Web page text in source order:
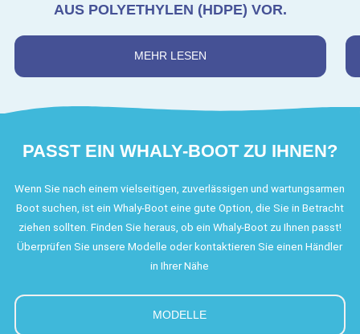
US POLYETHYLEN (HDPE) VOR.
MEHR LESEN
PASST EIN WHALY-BOOT ZU IHNEN?
Wenn Sie nach einem vielseitigen, zuverlässigen und wartungsarmen
Boot suchen, ist ein Whaly-Boot eine gute Option, die Sie in Betracht
ziehen sollten. Finden Sie heraus, ob ein Whaly-Boot zu Ihnen passt!
Überprüfen Sie unsere Modelle oder kontaktieren Sie einen Händler
in Ihrer Nähe
MODELLE